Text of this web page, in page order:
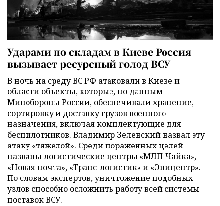
Ударами по складам в Киеве Россия
вызывает ресурсный голод ВСУ
В ночь на среду ВС РФ атаковали в Киеве и
области объекты, которые, по данным
Минобороны России, обеспечивали хранение,
сортировку и доставку грузов военного
назначения, включая комплектующие для
беспилотников. Владимир Зеленский назвал эту
атаку «тяжелой». Среди пораженных целей
названы логистические центры «МЛП-Чайка»,
«Новая почта», «Транс-логистик» и «Эпицентр».
По словам экспертов, уничтожение подобных
узлов способно осложнить работу всей системы
поставок ВСУ.